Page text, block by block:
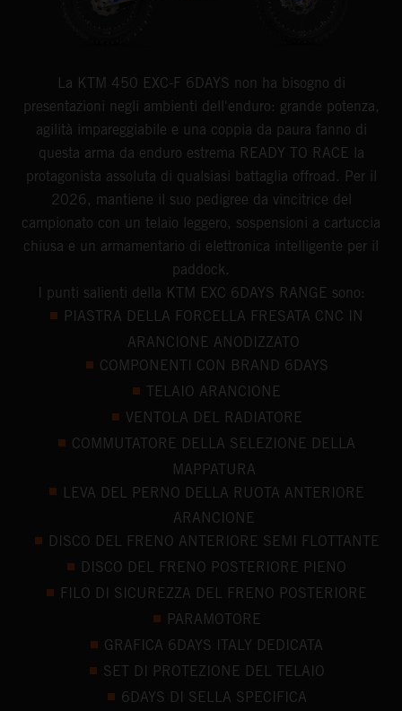
La KTM 450 EXC-F 6DAYS non ha bisogno di
presentazioni negli ambienti dell'enduro: grande potenza,
agilità impareggiabile e una coppia da paura fanno di
questa arma da enduro estrema READY TO RACE la
protagonista assoluta di qualsiasi battaglia offroad. Per il
2026, mantiene il suo pedigree da vincitrice del
campionato con un telaio leggero, sospensioni a cartuccia
chiusa e un armamentario di elettronica intelligente per il
paddock.
I punti salienti della KTM EXC 6DAYS RANGE sono:
PIASTRA DELLA FORCELLA FRESATA CNC IN
ARANCIONE ANODIZZATO
COMPONENTI CON BRAND 6DAYS
TELAIO ARANCIONE
VENTOLA DEL RADIATORE
COMMUTATORE DELLA SELEZIONE DELLA
MAPPATURA
LEVA DEL PERNO DELLA RUOTA ANTERIORE
ARANCIONE
DISCO DEL FRENO ANTERIORE SEMI FLOTTANTE
DISCO DEL FRENO POSTERIORE PIENO
FILO DI SICUREZZA DEL FRENO POSTERIORE
PARAMOTORE
GRAFICA 6DAYS ITALY DEDICATA
SET DI PROTEZIONE DEL TELAIO
6DAYS DI SELLA SPECIFICA